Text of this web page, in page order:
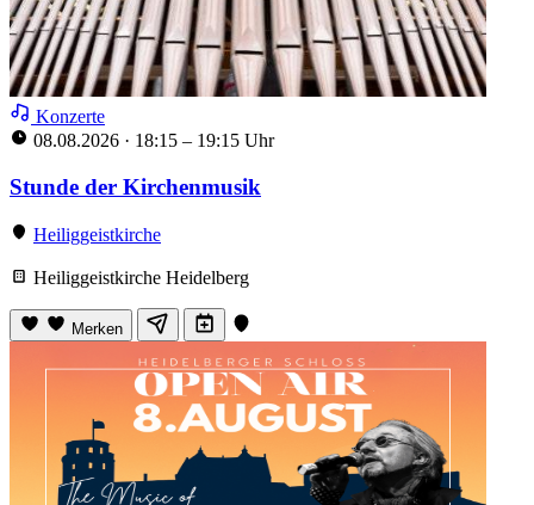
Konzerte
08.08.2026 · 18:15 – 19:15 Uhr
Stunde der Kirchenmusik
Heiliggeistkirche
Heiliggeistkirche Heidelberg
Merken